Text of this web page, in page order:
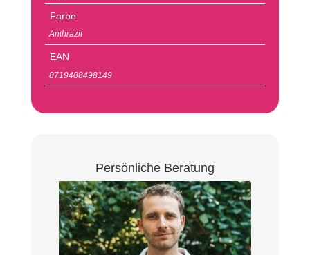
Farbe
Anthrazit
EAN
8719488498149
Persönliche Beratung